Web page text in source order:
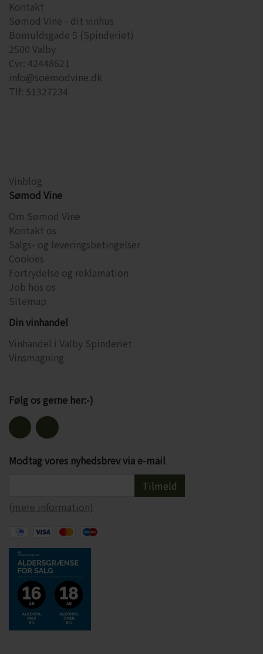
Kontakt
Sømod Vine - dit vinhus
Bomuldsgade 5 (Spinderiet)
2500 Valby
Cvr: 42448621
info@soemodvine.dk
Tlf: 51327234
Vinblog
Sømod Vine
Om Sømod Vine
Kontakt os
Salgs- og leveringsbetingelser
Cookies
Fortrydelse og reklamation
Job hos os
Sitemap
Din vinhandel
Vinhandel i Valby Spinderiet
Vinsmagning
Følg os gerne her:-)
Modtag vores nyhedsbrev via e-mail
Tilmeld
(mere information)